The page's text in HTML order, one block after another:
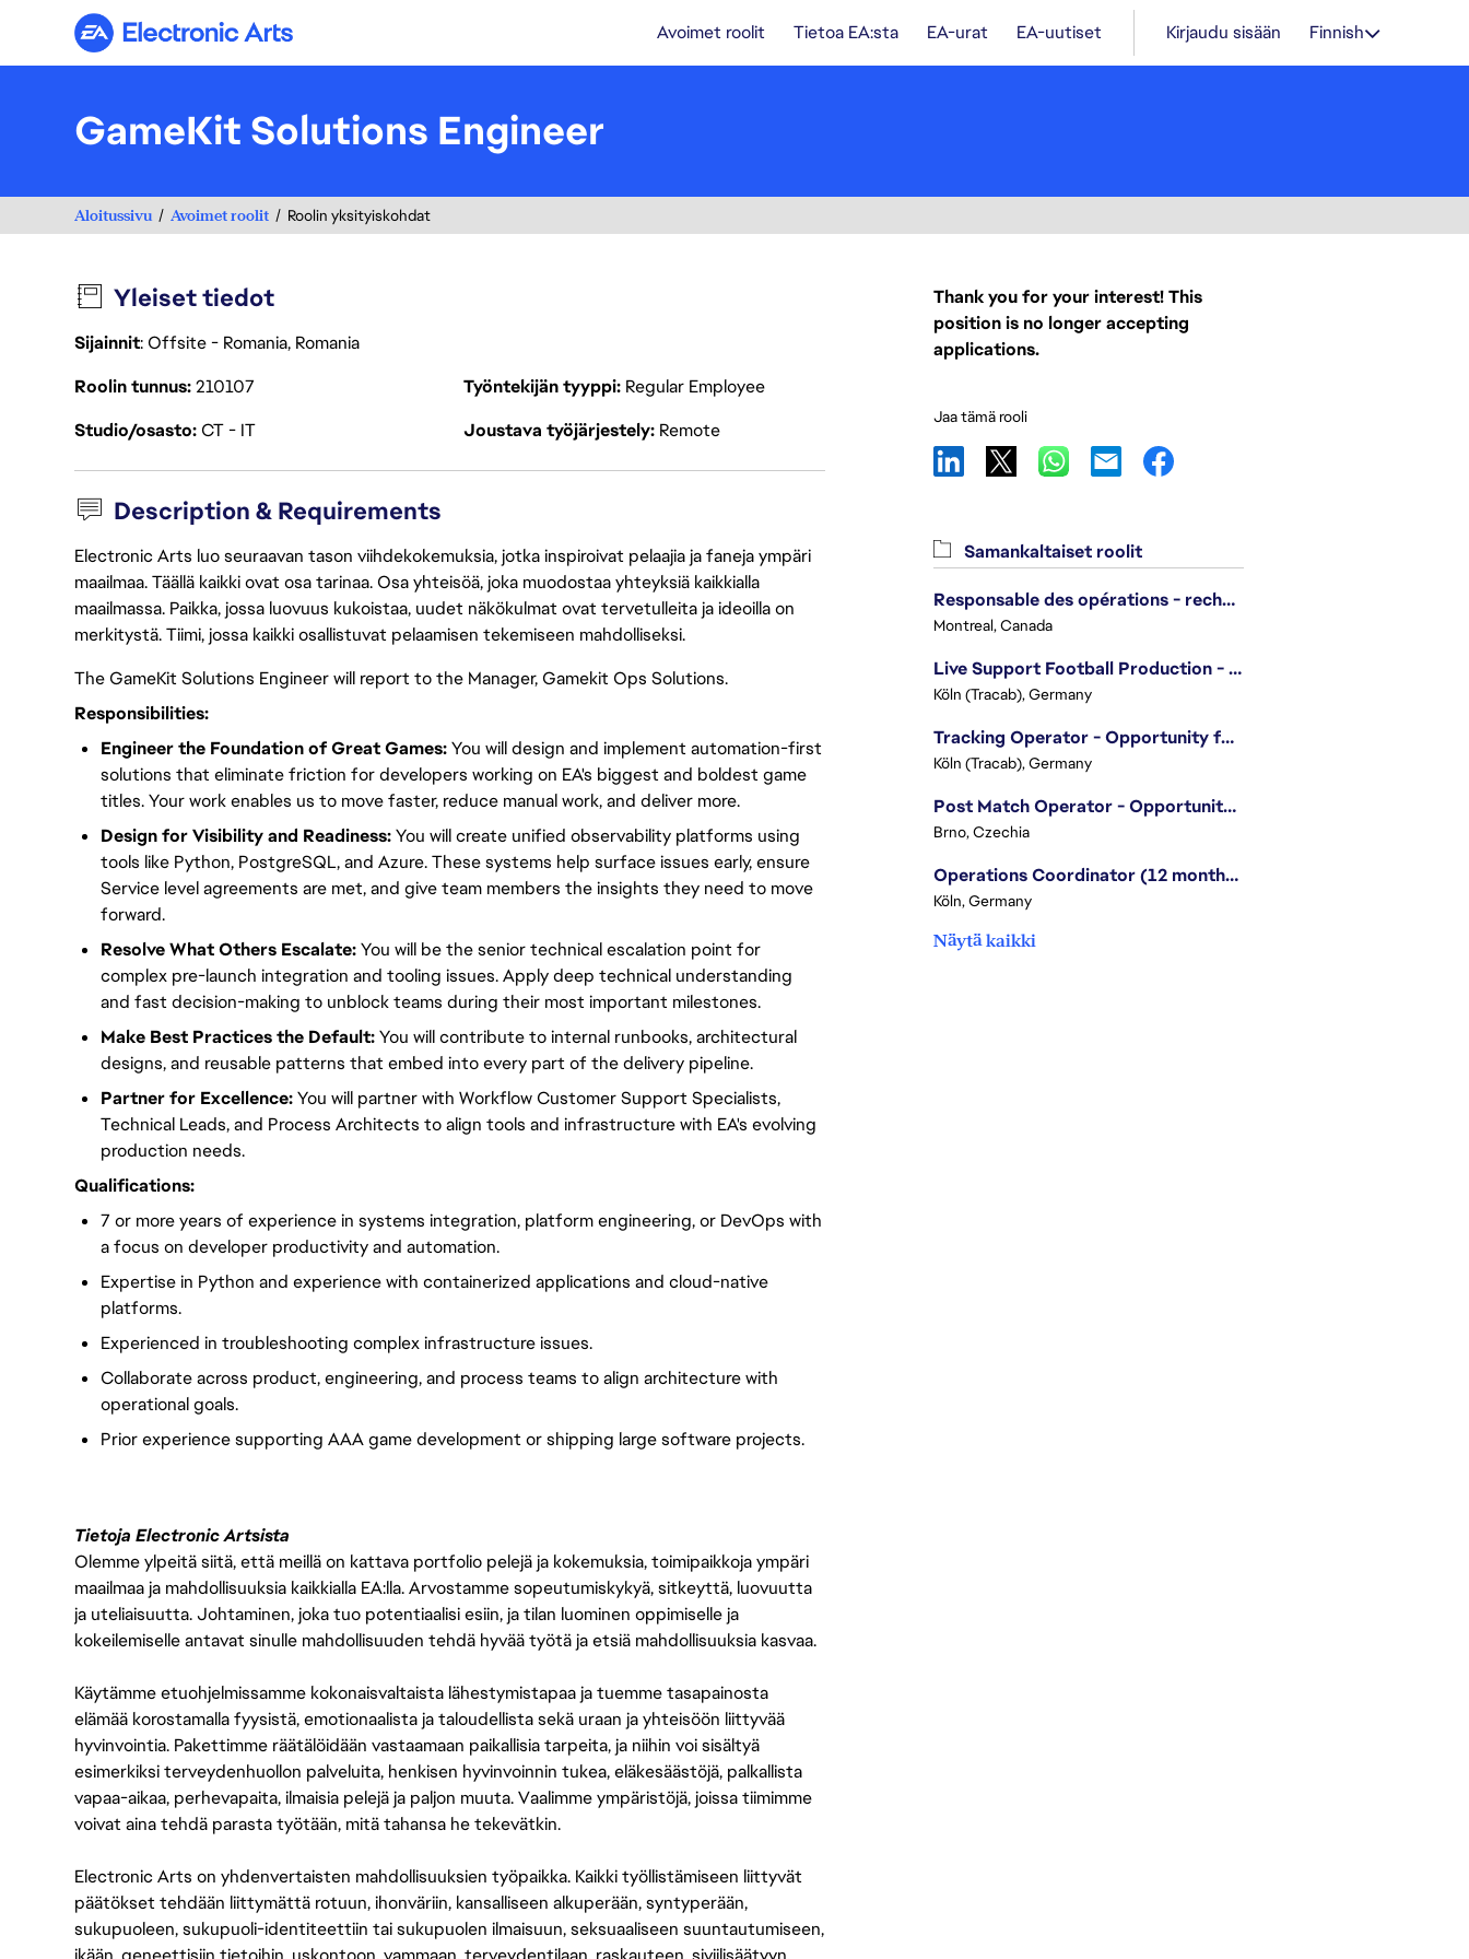
Electronic Arts Avoimet roolit Tietoa EA:sta EA-urat EA-uutiset Kirjaudu sisään Finnish
GameKit Solutions Engineer
Aloitussivu Avoimet roolit Roolin yksityiskohdat
Yleiset tiedot
Sijainnit: Offsite - Romania, Romania
Roolin tunnus210107 Työntekijän tyyppi Regular Employee
Studio/osastoCT - IT Joustava työjärjestely Remote
Description & Requirements
Electronic Arts luo seuraavan tason viihdekokemuksia, jotka inspiroivat pelaajia ja faneja ympäri
maailmaa. Täällä kaikki ovat osa tarinaa. Osa yhteisöä, joka muodostaa yhteyksiä kaikkialla
maailmassa. Paikka, jossa luovuus kukoistaa, uudet näkökulmat ovat tervetulleita ja ideoilla on
merkitystä. Tiimi, jossa kaikki osallistuvat pelaamisen tekemiseen mahdolliseksi.
The GameKit Solutions Engineer will report to the Manager, Gamekit Ops Solutions.
Responsibilities:
Engineer the Foundation of Great Games:You will design and implement automation-first
solutions that eliminate friction for developers working on EA's biggest and boldest game
titles. Your work enables us to move faster, reduce manual work, and deliver more.
Design for Visibility and Readiness:You will create unified observability platforms using
tools like Python, PostgreSQL, and Azure. These systems help surface issues early, ensure
Service level agreements are met, and give team members the insights they need to move
forward.
Resolve What Others Escalate:You will be the senior technical escalation point for
complex pre-launch integration and tooling issues. Apply deep technical understanding
and fast decision-making to unblock teams during their most important milestones.
Make Best Practices the Default:You will contribute to internal runbooks, architectural
designs, and reusable patterns that embed into every part of the delivery pipeline.
Partner for Excellence:You will partner with Workflow Customer Support Specialists,
Technical Leads, and Process Architects to align tools and infrastructure with EA's evolving
production needs.
Qualifications:
7 or more years of experience in systems integration, platform engineering, or DevOps with
a focus on developer productivity and automation.
Expertise in Python and experience with containerized applications and cloud-native
platforms.
Experienced in troubleshooting complex infrastructure issues.
Collaborate across product, engineering, and process teams to align architecture with
operational goals.
Prior experience supporting AAA game development or shipping large software projects.
Tietoja Electronic Artsista
Olemme ylpeitä siitä, että meillä on kattava portfolio pelejä ja kokemuksia, toimipaikkoja ympäri
maailmaa ja mahdollisuuksia kaikkialla EA:lla. Arvostamme sopeutumiskykyä, sitkeyttä, luovuutta
ja uteliaisuutta. Johtaminen, joka tuo potentiaalisi esiin, ja tilan luominen oppimiselle ja
kokeilemiselle antavat sinulle mahdollisuuden tehdä hyvää työtä ja etsiä mahdollisuuksia kasvaa.
Käytämme etuohjelmissamme kokonaisvaltaista lähestymistapaa ja tuemme tasapainosta
elämää korostamalla fyysistä, emotionaalista ja taloudellista sekä uraan ja yhteisöön liittyvää
hyvinvointia. Pakettimme räätälöidään vastaamaan paikallisia tarpeita, ja niihin voi sisältyä
esimerkiksi terveydenhuollon palveluita, henkisen hyvinvoinnin tukea, eläkesäästöjä, palkallista
vapaa-aikaa, perhevapaita, ilmaisia pelejä ja paljon muuta. Vaalimme ympäristöjä, joissa tiimimme
voivat aina tehdä parasta työtään, mitä tahansa he tekevätkin.
Electronic Arts on yhdenvertaisten mahdollisuuksien työpaikka. Kaikki työllistämiseen liittyvät
päätökset tehdään liittymättä rotuun, ihonväriin, kansalliseen alkuperään, syntyperään,
sukupuoleen, sukupuoli-identiteettiin tai sukupuolen ilmaisuun, seksuaaliseen suuntautumiseen,
Thank you for your interest! This
position is no longer accepting
applications.
Jaa tämä rooli
Samankaltaiset roolit
Responsable des opérations - recherche et développement/Head of Operations, Research & Development
Montreal, Canada
Live Support Football Production - Opportunity for Students!
Köln (Tracab), Germany
Tracking Operator - Opportunity for Students
Köln (Tracab), Germany
Post Match Operator - Opportunity for Students
Brno, Czechia
Operations Coordinator (12 months contract)
Köln, Germany
Näytä kaikki